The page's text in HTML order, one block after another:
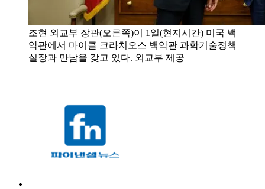
조현 외교부 장관(오른쪽)이 1일(현지시간) 미국 백
악관에서 마이클 크라치오스 백악관 과학기술정책
실장과 만남을 갖고 있다. 외교부 제공